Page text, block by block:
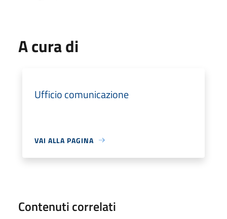
A cura di
Ufficio comunicazione
VAI ALLA PAGINA
Contenuti correlati